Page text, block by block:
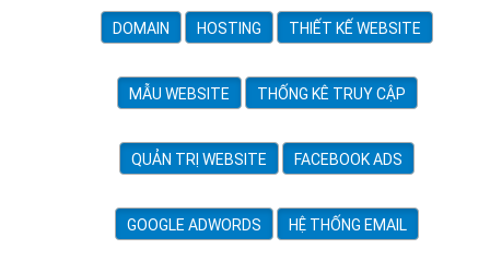
DOMAIN HOSTING THIẾT KẾ WEBSITE
MẪU WEBSITE THỐNG KÊ TRUY CẬP
QUẢN TRỊ WEBSITE FACEBOOK ADS
GOOGLE ADWORDS HỆ THỐNG EMAIL